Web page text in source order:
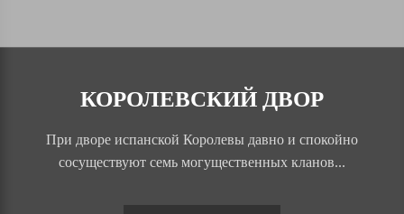
КОРОЛЕВСКИЙ ДВОР
При дворе испанской Королевы давно и спокойно
сосуществуют семь могущественных кланов...